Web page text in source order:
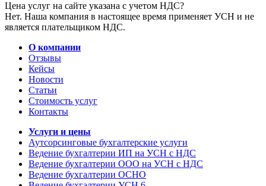
Цена услуг на сайте указана с учетом НДС?
Нет. Наша компания в настоящее время применяет УСН и не
является плательщиком НДС.
О компании
Отзывы
Кейсы
Новости
Статьи
Стоимость услуг
Контакты
Услуги и цены
Аутсорсинговые бухгалтерские услуги
Ведение бухгалтерии ИП на УСН с НДС
Ведение бухгалтерии ООО на УСН с НДС
Ведение бухгалтерии ОСНО